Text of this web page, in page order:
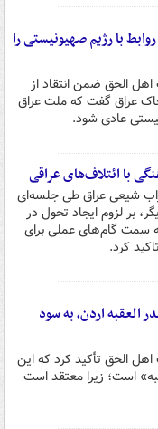
با رژیم صهیونیستی را
الحق ضمن انتقاد از
عراق گفت که ملت عراق
عادی شود.
با ائتلاف‌های عراقی
شیعی عراق طی جلسه‌ای
بر لزوم ایجاد تحول در
سمت گام‌های عملی برای
کرد.
العقبه اردن، به سود
الحق تأکید کرد که این
است؛ زیرا معتقد است